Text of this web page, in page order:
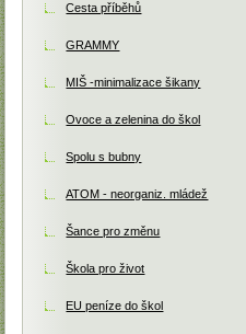
Cesta příběhů
GRAMMY
MIŠ -minimalizace šikany
Ovoce a zelenina do škol
Spolu s bubny
ATOM - neorganiz. mládež
Šance pro změnu
Škola pro život
EU peníze do škol